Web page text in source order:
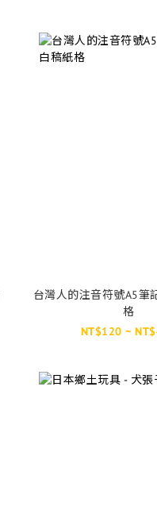
台灣人的注音符號A5筆
格
NT$120 ~